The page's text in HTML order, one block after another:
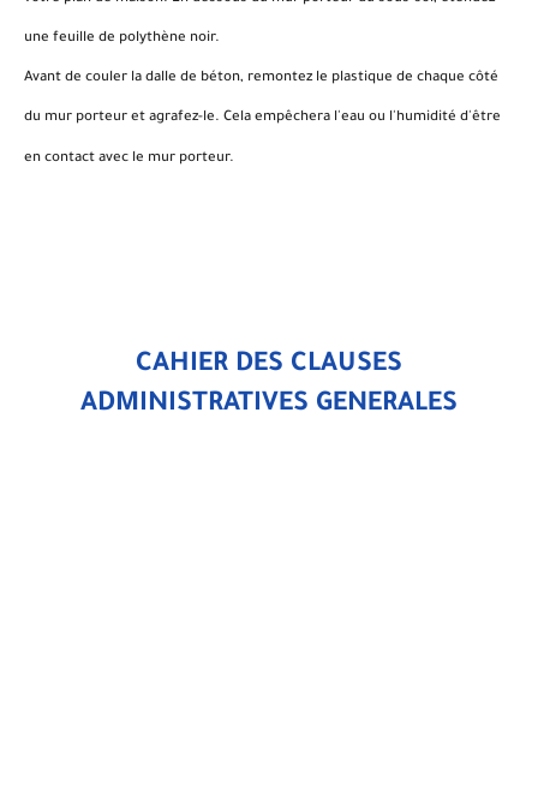
une feuille de polythène noir.
Avant de couler la dalle de béton, remontez le plastique de chaque côté
du mur porteur et agrafez-le. Cela empêchera l'eau ou l'humidité d'être
en contact avec le mur porteur.
CAHIER DES CLAUSES
ADMINISTRATIVES GENERALES